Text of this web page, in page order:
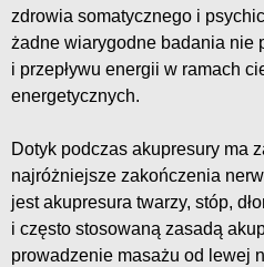
zdrowia somatycznego i
żadne wiarygodne badania nie
i przepływu energii w ramach
energetycznych.
Dotyk podczas akupresury ma
najróżniejsze zakończenia
jest akupresura twarzy, stóp,
i często stosowaną zasadą
prowadzenie masażu od lewej